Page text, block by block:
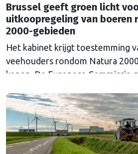
Brussel geeft groen licht
uitkoopregeling van boeren
2000-gebieden
Het kabinet krijgt toestemming
veehouders rondom Natura
kopen. De Europese Commissie